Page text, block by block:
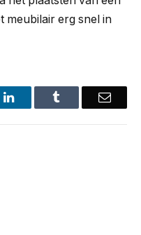
meubilair erg snel in
LinkedIn Email